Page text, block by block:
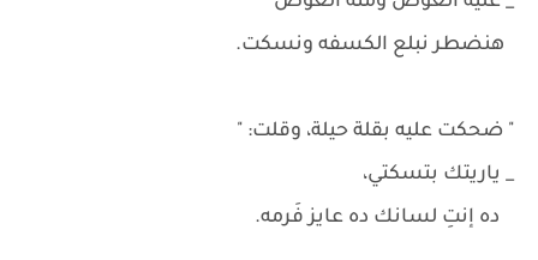
هنضطر نبلع الكسفه ونسكت.
" ضحكت عليه بقلة حيلة، وقلت: "
_ ياريتك بتسكتي،
ده إنتِ لسانك ده عايز فَرمه.